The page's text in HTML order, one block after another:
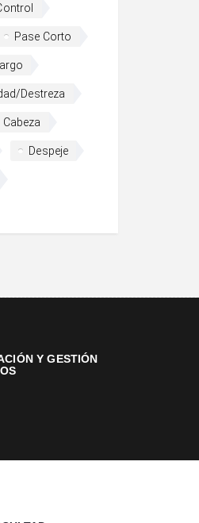
Pase Corto
Destreza
Cabeza
Despeje
Y GESTIÓN